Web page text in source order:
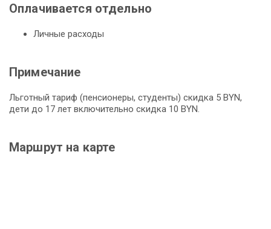
Оплачивается отдельно
Личные расходы
Примечание
Льготный тариф (пенсионеры, студенты) скидка 5 BYN,
дети до 17 лет включительно скидка 10 BYN.
Маршрут на карте